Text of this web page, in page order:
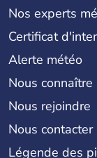
Nos experts
Certificat
Alerte météo
Nous connaître
Nous rejoindre
Nous contacter
Légende des